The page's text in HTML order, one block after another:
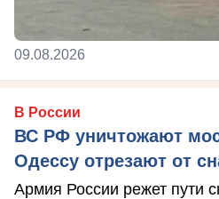
09.08.2026
В России
ВС РФ уничтожают
Одессу отрезают от
Армия России режет пути